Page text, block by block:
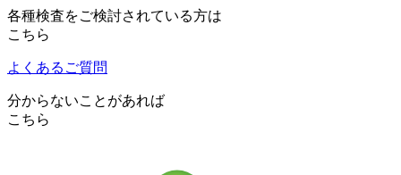
各種検査をご検討されている方は
こちら
よくあるご質問
分からないことがあれば
こちら